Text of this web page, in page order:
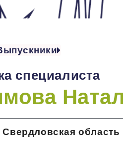
специалиста
область